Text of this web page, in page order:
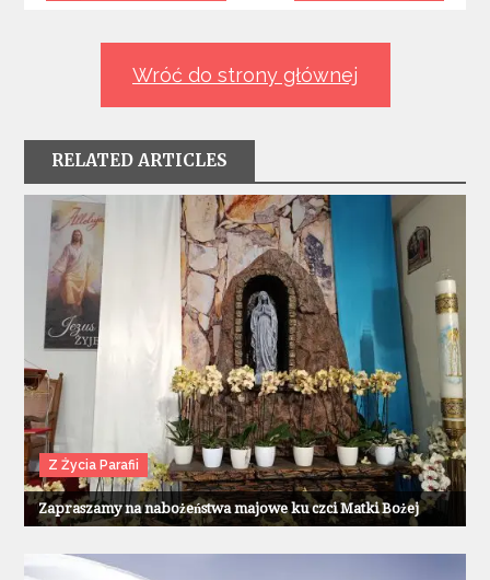
Wróć do strony głównej
RELATED ARTICLES
Z Życia Parafii
Zapraszamy na nabożeństwa majowe ku czci Matki Bożej